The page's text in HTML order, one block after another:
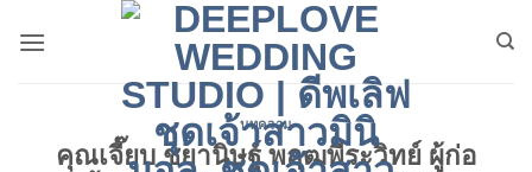
บทความ
คุณเจี๊ยบ ชยานิษฐ์ พฤฒพีระวิทย์ ผู้ก่อ